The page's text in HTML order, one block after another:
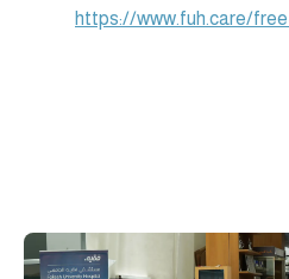
https://www.fuh.care/